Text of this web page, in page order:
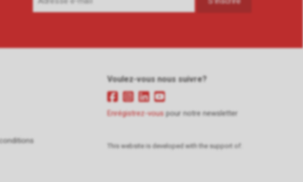
Voulez-vous nous suivre?
Enrégistrez-vouspour notre newsletter
This website is developed with the support of: